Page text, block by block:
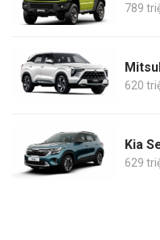
789
620
Kia
629